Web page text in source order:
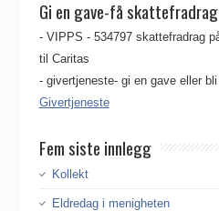
Gi en gave-få skattefradrag
- VIPPS - 534797 skattefradrag
til Caritas
- givertjeneste- gi en gave eller
Givertjeneste
Fem siste innlegg
Kollekt
Eldredag i menigheten